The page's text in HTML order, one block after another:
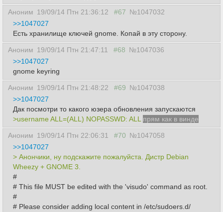
Аноним 19/09/14 Птн 21:36:12 #67 №1047032
>>1047027
Есть хранилище ключей gnome. Копай в эту сторону.
Аноним 19/09/14 Птн 21:47:11 #68 №1047036
>>1047027
gnome keyring
Аноним 19/09/14 Птн 21:48:22 #69 №1047038
>>1047027
Дак посмотри то какого юзера обновления запускаются
>username ALL=(ALL) NOPASSWD: ALL прям как в винде
Аноним 19/09/14 Птн 22:06:31 #70 №1047058
>>1047027
> Анончики, ну подскажите пожалуйста. Дистр Debian
Wheezy + GNOME 3.
#
# This file MUST be edited with the 'visudo' command as root.
#
# Please consider adding local content in /etc/sudoers.d/